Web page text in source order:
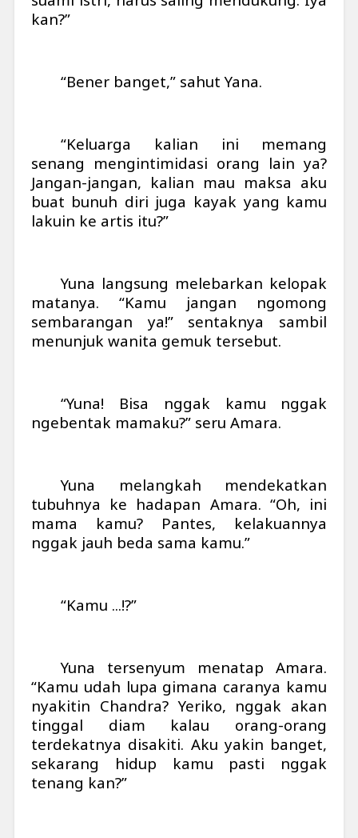
kan?”
“Bener banget,” sahut Yana.
“Keluarga kalian ini memang
senang mengintimidasi orang lain ya?
Jangan-jangan, kalian mau maksa aku
buat bunuh diri juga kayak yang kamu
lakuin ke artis itu?”
Yuna langsung melebarkan kelopak
matanya. “Kamu jangan ngomong
sembarangan ya!” sentaknya sambil
menunjuk wanita gemuk tersebut.
“Yuna! Bisa nggak kamu nggak
ngebentak mamaku?” seru Amara.
Yuna melangkah mendekatkan
tubuhnya ke hadapan Amara. “Oh, ini
mama kamu? Pantes, kelakuannya
nggak jauh beda sama kamu.”
“Kamu ...!?”
Yuna tersenyum menatap Amara.
“Kamu udah lupa gimana caranya kamu
nyakitin Chandra? Yeriko, nggak akan
tinggal diam kalau orang-orang
terdekatnya disakiti. Aku yakin banget,
sekarang hidup kamu pasti nggak
tenang kan?”